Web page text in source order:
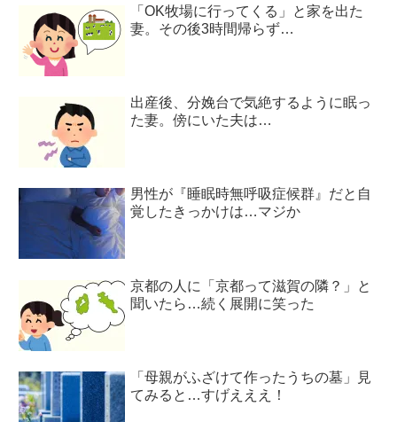
「OK牧場に行ってくる」と家を出た
妻。その後3時間帰らず…
出産後、分娩台で気絶するように眠っ
た妻。傍にいた夫は…
男性が『睡眠時無呼吸症候群』だと自
覚したきっかけは…マジか
京都の人に「京都って滋賀の隣？」と
聞いたら…続く展開に笑った
「母親がふざけて作ったうちの墓」見
てみると…すげえええ！